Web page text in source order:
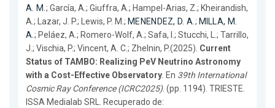
A. M. ; García, A.; Giuffra, A.; Hampel-Arias, Z.; Kheirandish,
A.; Lazar, J. P.; Lewis, P. M.; MENENDEZ, D. A. ; MILLA, M.
A. ; Peláez, A.; Romero-Wolf, A.; Safa, I.; Stucchi, L.; Tarrillo,
J.; Vischia, P.; Vincent, A. C.; Zhelnin, P.(2025). Current
Status of TAMBO: Realizing PeV Neutrino Astronomy
with a Cost-Effective Observatory . En 39th International
Cosmic Ray Conference (ICRC2025). (pp. 1194). TRIESTE.
ISSA Medialab SRL. Recuperado de: